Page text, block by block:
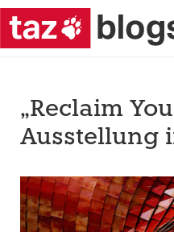
„Reclaim
Ausstellung